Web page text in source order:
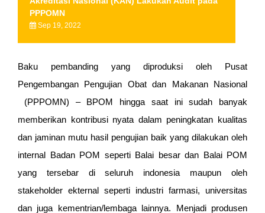
PPPOMN
Sep 19, 2022
Baku pembanding yang diproduksi oleh Pusat
Pengembangan Pengujian Obat dan Makanan Nasional
(PPPOMN) – BPOM hingga saat ini sudah banyak
memberikan kontribusi nyata dalam peningkatan kualitas
dan jaminan mutu hasil pengujian baik yang dilakukan oleh
internal Badan POM seperti Balai besar dan Balai POM
yang tersebar di seluruh indonesia maupun oleh
stakeholder ekternal seperti industri farmasi, universitas
dan juga kementrian/lembaga lainnya. Menjadi produsen